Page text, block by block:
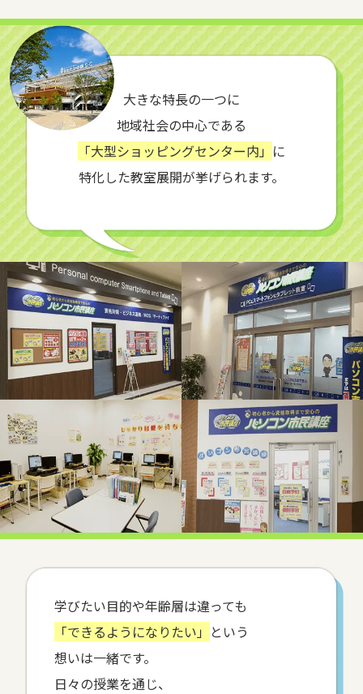
大きな特長の一つに
地域社会の中心である
「大型ショッピングセンター内」 に
特化した教室展開が挙げられます。
学びたい目的や年齢層は違っても
「できるようになりたい」 という
想いは一緒です。
日々の授業を通じ、